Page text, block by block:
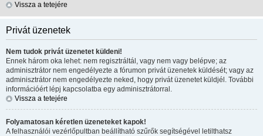
Vissza a tetejére
Privát üzenetek
Nem tudok privát üzenetet küldeni!
Ennek három oka lehet: nem regisztráltál, vagy nem vagy belépve; az
adminisztrátor nem engedélyezte a fórumon privát üzenetek küldését; vagy az
adminisztrátor nem engedélyezte neked, hogy privát üzenetet küldjél. További
információért lépj kapcsolatba egy adminisztrátorral.
Vissza a tetejére
Folyamatosan kéretlen üzeneteket kapok!
A felhasználói vezérlőpultban beállítható szűrők segítségével letilthatsz